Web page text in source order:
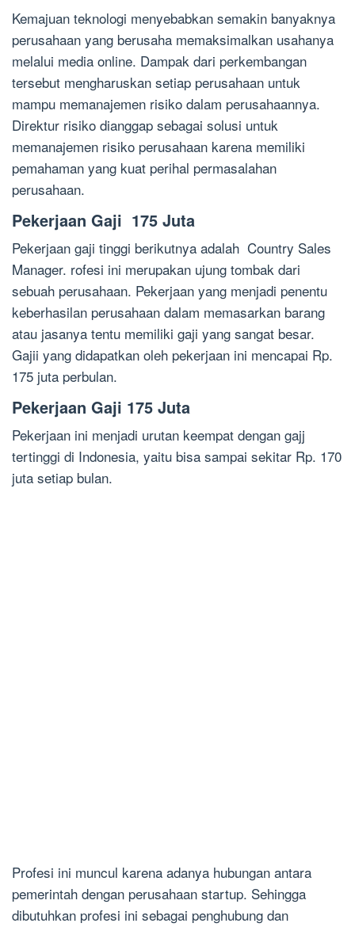
Kemajuan teknologi menyebabkan semakin banyaknya
perusahaan yang berusaha memaksimalkan usahanya
melalui media online. Dampak dari perkembangan
tersebut mengharuskan setiap perusahaan untuk
mampu memanajemen risiko dalam perusahaannya.
Direktur risiko dianggap sebagai solusi untuk
memanajemen risiko perusahaan karena memiliki
pemahaman yang kuat perihal permasalahan
perusahaan.
Pekerjaan Gaji 175 Juta
Pekerjaan gaji tinggi berikutnya adalah Country Sales
Manager. rofesi ini merupakan ujung tombak dari
sebuah perusahaan. Pekerjaan yang menjadi penentu
keberhasilan perusahaan dalam memasarkan barang
atau jasanya tentu memiliki gaji yang sangat besar.
Gajii yang didapatkan oleh pekerjaan ini mencapai Rp.
175 juta perbulan.
Pekerjaan Gaji 175 Juta
Pekerjaan ini menjadi urutan keempat dengan gajj
tertinggi di Indonesia, yaitu bisa sampai sekitar Rp. 170
juta setiap bulan.
Profesi ini muncul karena adanya hubungan antara
pemerintah dengan perusahaan startup. Sehingga
dibutuhkan profesi ini sebagai penghubung dan